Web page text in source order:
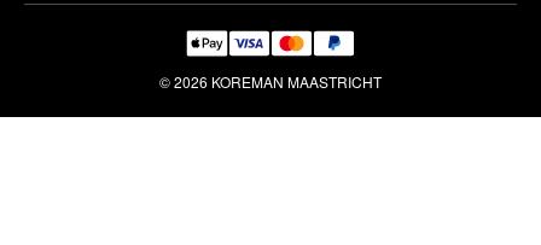
© 2026 KOREMAN MAASTRICHT